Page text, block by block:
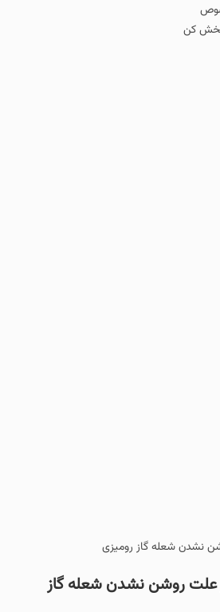
کن
نشدن شعله گاز رومیزی
علت روشن نشدن شعله گاز